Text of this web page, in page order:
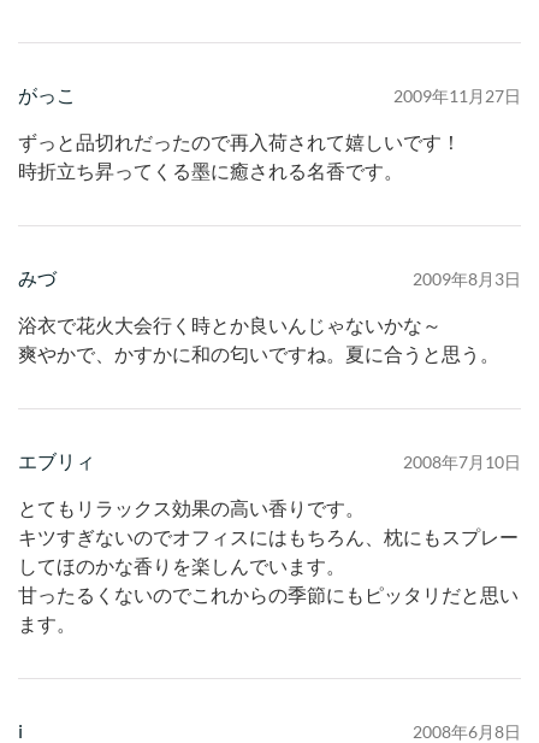
がっこ 2009年11月27日
ずっと品切れだったので再入荷されて嬉しいです！
時折立ち昇ってくる墨に癒される名香です。
みづ 2009年8月3日
浴衣で花火大会行く時とか良いんじゃないかな～
爽やかで、かすかに和の匂いですね。夏に合うと思う。
エブリィ 2008年7月10日
とてもリラックス効果の高い香りです。
キツすぎないのでオフィスにはもちろん、枕にもスプレー
してほのかな香りを楽しんでいます。
甘ったるくないのでこれからの季節にもピッタリだと思い
ます。
i 2008年6月8日